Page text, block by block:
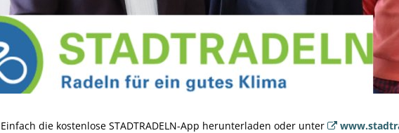
Einfach die kostenlose STADTRADELN-App herunterladen oder unter